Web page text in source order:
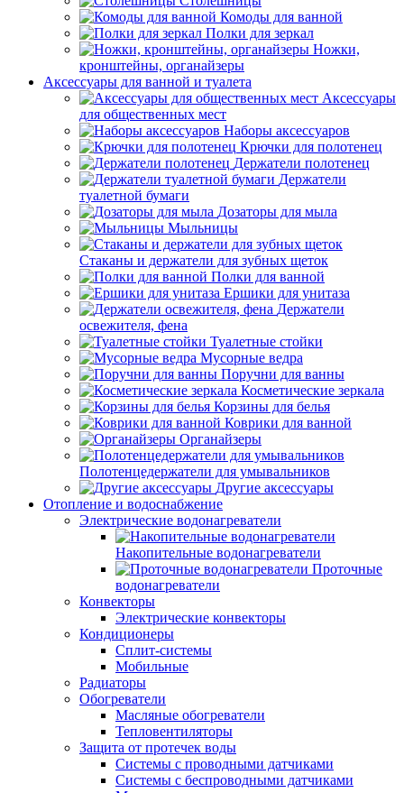
Комоды для ванной
Полки для зеркал
Ножки,
кронштейны, органайзеры
Аксессуары для ванной и туалета
Аксессуары
для общественных мест
Наборы аксессуаров
Крючки для полотенец
Держатели полотенец
Держатели
туалетной бумаги
Дозаторы для мыла
Мыльницы
Стаканы и держатели для зубных щеток
Полки для ванной
Ершики для унитаза
Держатели
освежителя, фена
Туалетные стойки
Мусорные ведра
Поручни для ванны
Косметические зеркала
Корзины для белья
Коврики для ванной
Органайзеры
Полотенцедержатели для умывальников
Другие аксессуары
Отопление и водоснабжение
Электрические водонагреватели
Накопительные водонагреватели
Проточные
водонагреватели
Конвекторы
Электрические конвекторы
Кондиционеры
Сплит-системы
Мобильные
Радиаторы
Обогреватели
Масляные обогреватели
Тепловентиляторы
Защита от протечек воды
Системы с проводными датчиками
Системы с беспроводными датчиками